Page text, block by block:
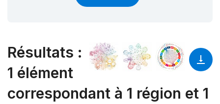
Résultats :
1 élément
correspondant à 1 région et 1